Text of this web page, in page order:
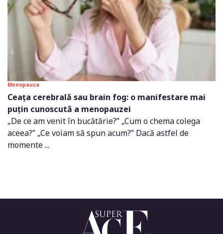
Menopauza
Ceața cerebrală sau brain fog: o manifestare mai
puțin cunoscută a menopauzei
„De ce am venit în bucătărie?” „Cum o chema colega
aceea?” „Ce voiam să spun acum?” Dacă astfel de
momente ...